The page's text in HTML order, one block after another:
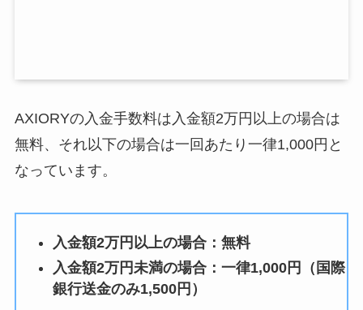
AXIORYの入金手数料は入金額2万円以上の場合は
無料、それ以下の場合は一回あたり一律1,000円と
なっています。
入金額2万円以上の場合：無料
入金額2万円未満の場合：一律1,000円（国際
銀行送金のみ1,500円）